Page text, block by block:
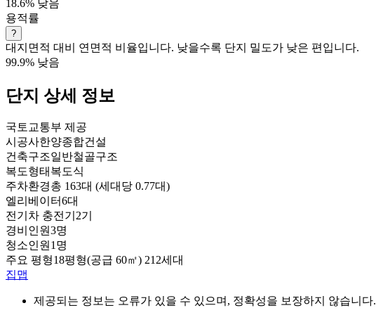
18.6% 낮음
용적률
?
대지면적 대비 연면적 비율입니다. 낮을수록 단지 밀도가 낮은 편입니다.
99.9% 낮음
단지 상세 정보
국토교통부 제공
시공사한양종합건설
건축구조일반철골구조
복도형태 복도식
주차환경총 163대 (세대당 0.77대)
엘리베이터6대
전기차 충전기 2기
경비인원3명
청소인원1명
주요 평형18평형(공급 60㎡) 212세대
집맵
제공되는 정보는 오류가 있을 수 있으며, 정확성을 보장하지 않습니다.